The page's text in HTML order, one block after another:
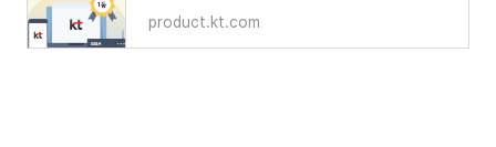
product.kt.com